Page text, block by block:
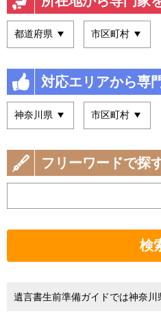
対応エリアから専
フリーワードで探
検
遺言書生前準備ガイドでは神奈